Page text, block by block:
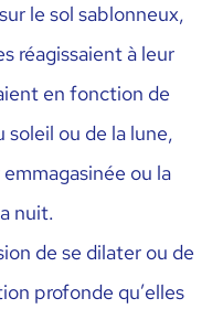
le sol sablonneux,
réagissaient à leur
en fonction de
soleil ou de la lune,
ou la
nuit.
de se dilater ou de
profonde qu’elles